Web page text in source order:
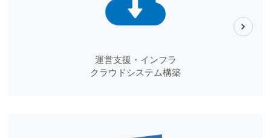
運営支援・インフラ
クラウドシステム構築